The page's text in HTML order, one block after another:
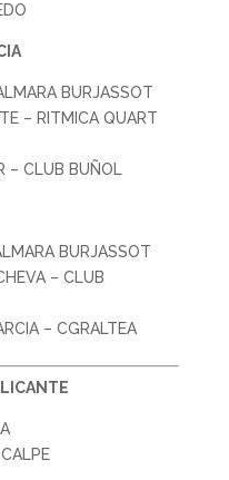
BURJASSOT
– RITMICA QUART
– CLUB BUÑOL
BURJASSOT
– CLUB
– CGRALTEA